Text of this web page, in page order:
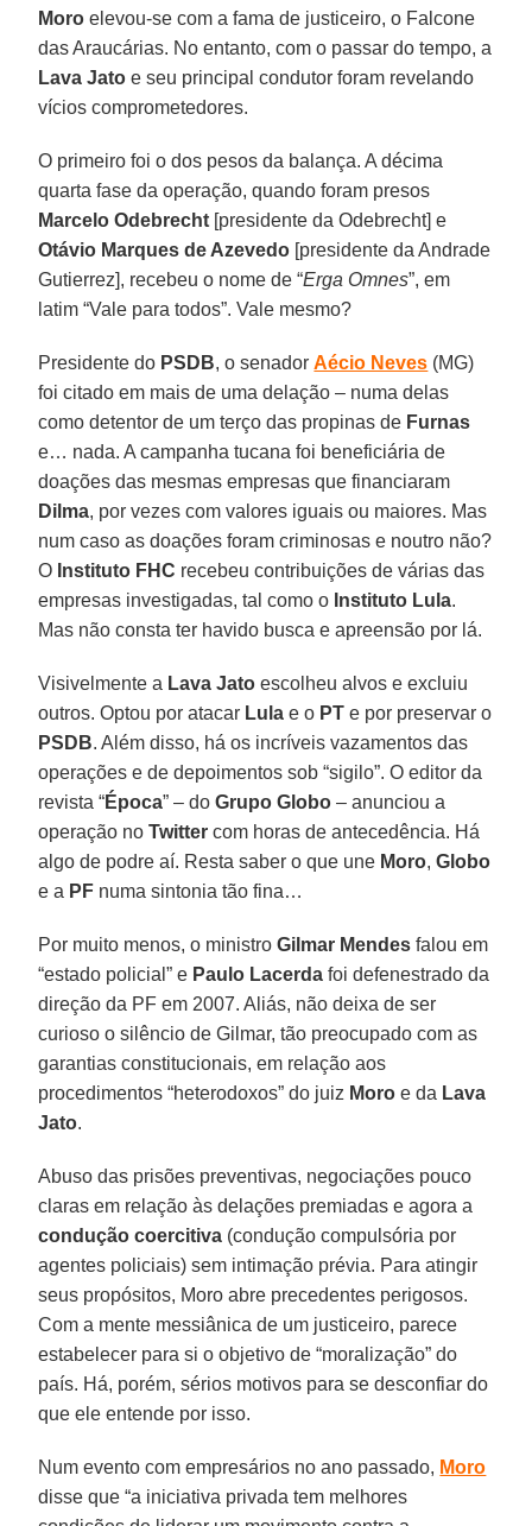
Moro elevou-se com a fama de justiceiro, o Falcone
das Araucárias. No entanto, com o passar do tempo, a
Lava Jato e seu principal condutor foram revelando
vícios comprometedores.
O primeiro foi o dos pesos da balança. A décima
quarta fase da operação, quando foram presos
Marcelo Odebrecht [presidente da Odebrecht] e
Otávio Marques de Azevedo [presidente da Andrade
Gutierrez], recebeu o nome de “Erga Omnes”, em
latim “Vale para todos”. Vale mesmo?
Presidente do PSDB, o senadorAécio Neves (MG)
foi citado em mais de uma delação – numa delas
como detentor de um terço das propinas de Furnas
e… nada. A campanha tucana foi beneficiária de
doações das mesmas empresas que financiaram
Dilma, por vezes com valores iguais ou maiores. Mas
num caso as doações foram criminosas e noutro não?
O Instituto FHC recebeu contribuições de várias das
empresas investigadas, tal como o Instituto Lula.
Mas não consta ter havido busca e apreensão por lá.
Visivelmente a Lava Jato escolheu alvos e excluiu
outros. Optou por atacar Lula e o PT e por preservar o
PSDB. Além disso, há os incríveis vazamentos das
operações e de depoimentos sob “sigilo”. O editor da
revista “Época” – doGrupo Globo – anunciou a
operação noTwitter com horas de antecedência. Há
algo de podre aí. Resta saber o que une Moro,Globo
e a PF numa sintonia tão fina…
Por muito menos, o ministroGilmar Mendes falou em
“estado policial” e Paulo Lacerda foi defenestrado da
direção da PF em 2007. Aliás, não deixa de ser
curioso o silêncio de Gilmar, tão preocupado com as
garantias constitucionais, em relação aos
procedimentos “heterodoxos” do juiz Moro e da Lava
Jato.
Abuso das prisões preventivas, negociações pouco
claras em relação às delações premiadas e agora a
condução coercitiva (condução compulsória por
agentes policiais) sem intimação prévia. Para atingir
seus propósitos, Moro abre precedentes perigosos.
Com a mente messiânica de um justiceiro, parece
estabelecer para si o objetivo de “moralização” do
país. Há, porém, sérios motivos para se desconfiar do
que ele entende por isso.
Num evento com empresários no ano passado, Moro
disse que “a iniciativa privada tem melhores